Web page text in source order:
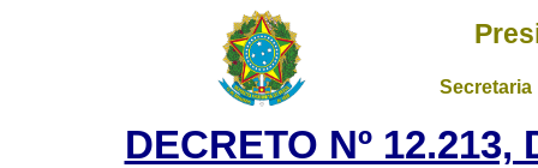
DECRETO Nº 12.213,